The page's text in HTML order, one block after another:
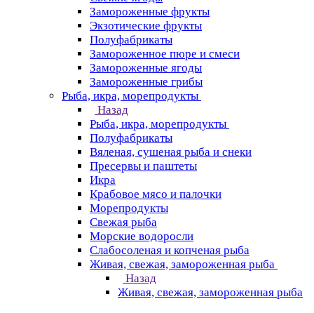
Замороженные фрукты
Экзотические фрукты
Полуфабрикаты
Замороженное пюре и смеси
Замороженные ягоды
Замороженные грибы
Рыба, икра, морепродукты
Назад
Рыба, икра, морепродукты
Полуфабрикаты
Вяленая, сушеная рыба и снеки
Пресервы и паштеты
Икра
Крабовое мясо и палочки
Морепродукты
Свежая рыба
Морские водоросли
Слабосоленая и копченая рыба
Живая, свежая, замороженная рыба
Назад
Живая, свежая, замороженная рыба